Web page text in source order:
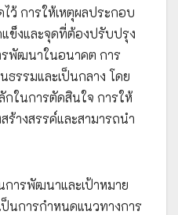
ว้ การให้เหตุผลประกอบ
ข็งและจุดที่ต้องปรับปรุง
รพัฒนาในอนาคต การ
ธรรมและเป็นกลาง โดย
กในการตัดสินใจ การให้
ร้างสรรค์และสามารถนำ
ารพัฒนาและเป้าหมาย
นการกำหนดแนวทางการ